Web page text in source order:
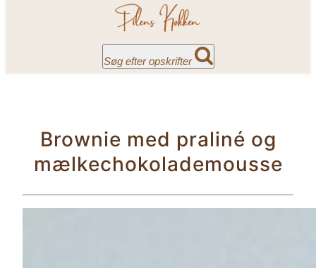
Søg efter opskrifter
Brownie med praliné og
mælkechokolademousse